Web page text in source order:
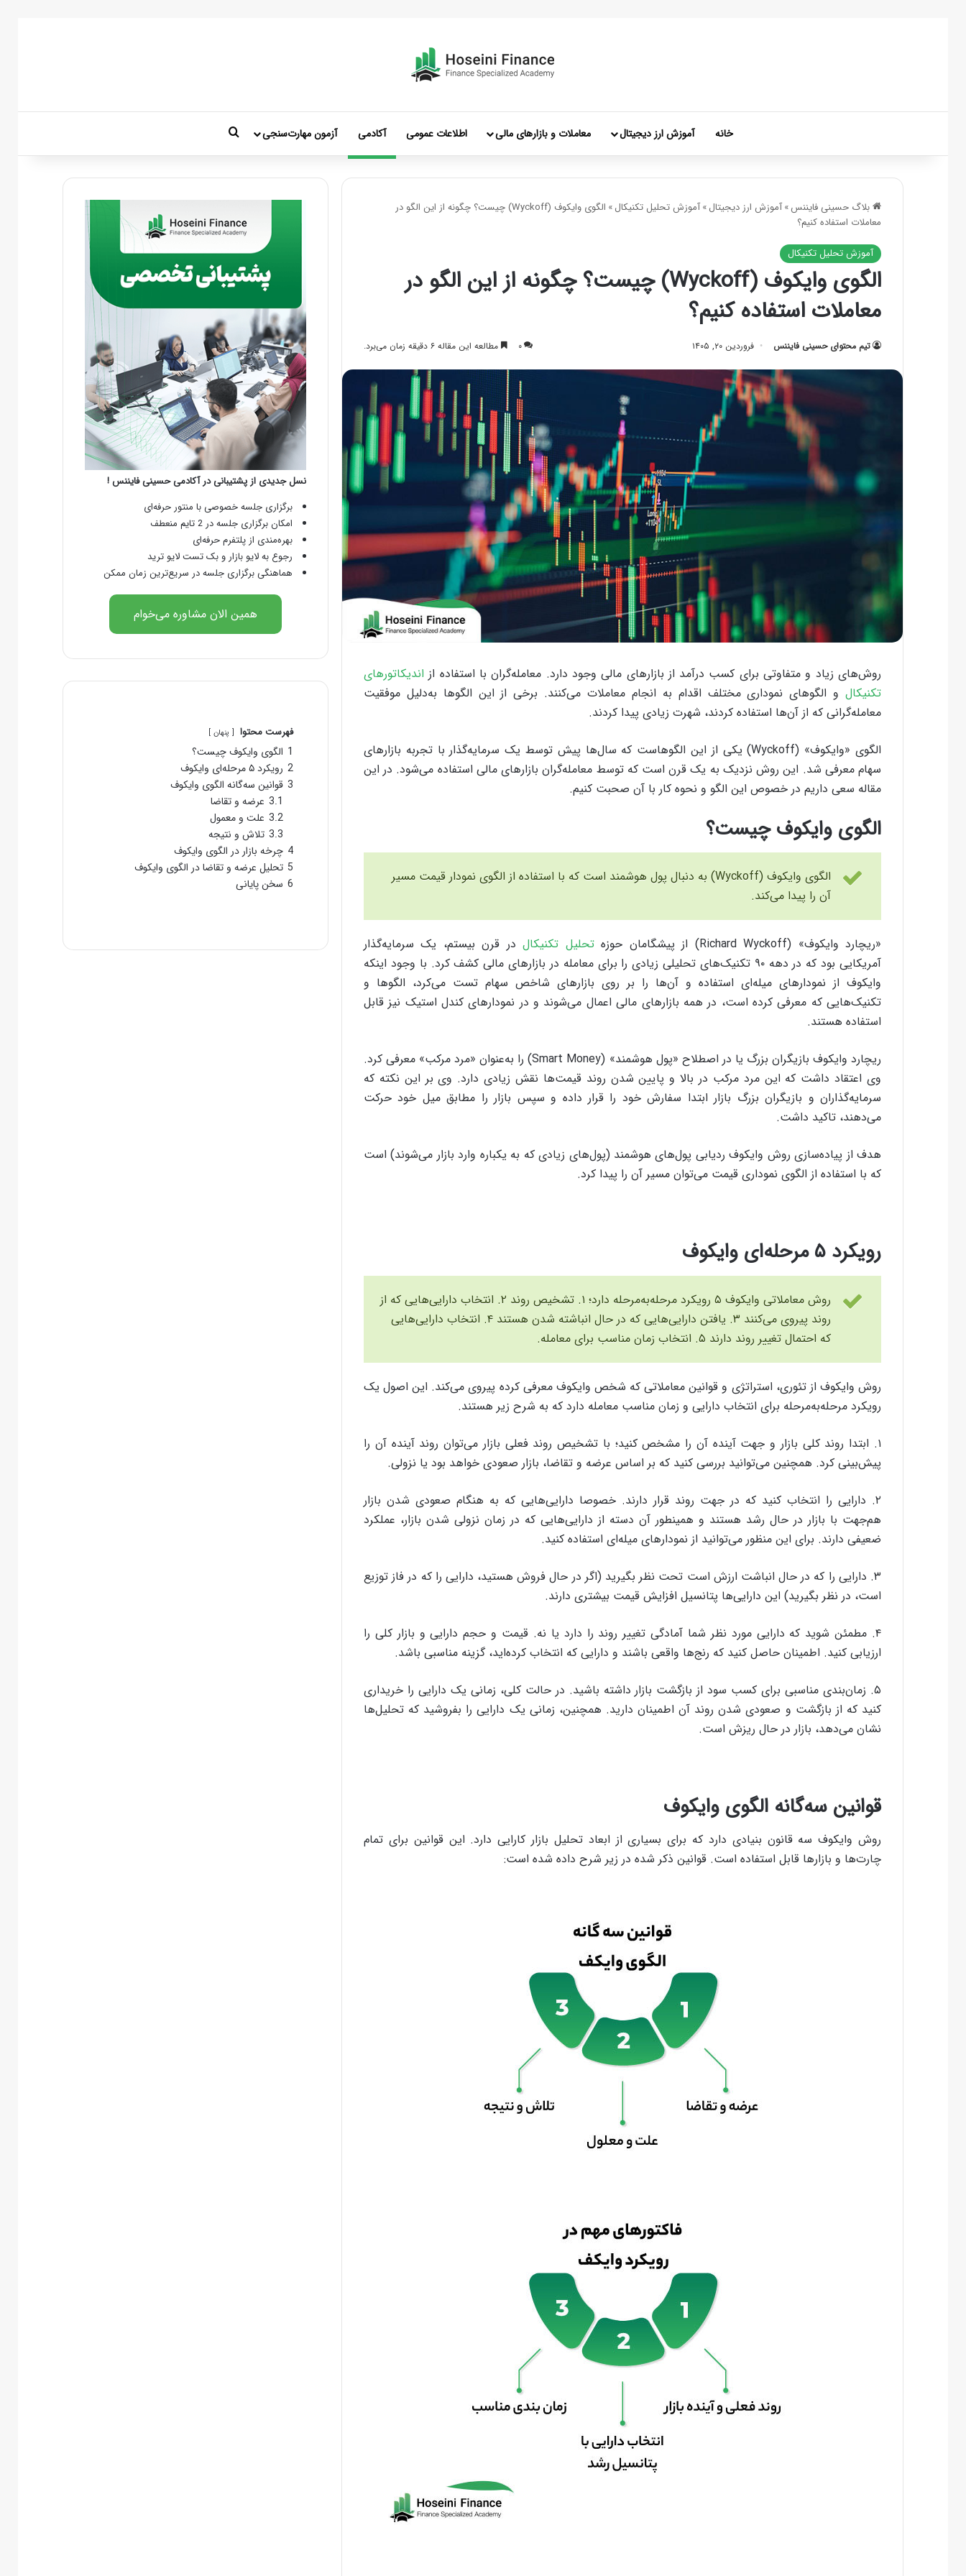
خانه آموزش ارز دیجیتال معاملات و بازارهای مالی اطلاعات عمومی آکادمی آزمون مهارت‌سنجی
بلاگ حسینی فایننس»آموزش ارز دیجیتال»آموزش تحلیل تکنیکال»
الگوی وایکوف (Wyckoff) چیست؟ چگونه از این الگو در
معاملات استفاده کنیم؟
آموزش تحلیل تکنیکال
الگوی وایکوف (Wyckoff) چیست؟ چگونه از این الگو در
معاملات استفاده کنیم؟
تیم محتوای حسینی‌ فایننس فروردین ۲۰, ۱۴۰۵ ۰ مطالعه این مقاله ۶ دقیقه زمان می‌برد.
روش‌های زیاد و متفاوتی برای کسب درآمد از بازارهای مالی وجود دارد. معامله‌گران با استفاده از اندیکاتورهای
تکنیکال و الگوهای نموداری مختلف اقدام به انجام معاملات می‌کنند. برخی از این الگوها به‌دلیل موفقیت
معامله‌گرانی که از آن‌‌ها استفاده کردند، شهرت زیادی پیدا کردند.
الگوی «وایکوف» (Wyckoff) یکی از این الگوهاست که سال‌‌ها پیش توسط یک سرمایه‌گذار با تجربه بازارهای
سهام معرفی شد. این روش نزدیک به یک قرن است که توسط معامله‌گران بازارهای مالی استفاده می‌شود. در این
مقاله سعی داریم در خصوص این الگو و نحوه کار با آن صحبت کنیم.
الگوی وایکوف چیست؟
الگوی وایکوف (Wyckoff) به دنبال پول هوشمند است که با استفاده از الگوی نمودار قیمت مسیر
آن را پیدا می‌کند.
«ریچارد وایکوف» (Richard Wyckoff) از پیشگامان حوزه تحلیل تکنیکالدر قرن بیستم، یک سرمایه‌گذار
آمریکایی بود که در دهه ۹۰ تکنیک‌های تحلیلی زیادی را برای معامله در بازارهای مالی کشف کرد. با وجود اینکه
وایکوف از نمودارهای میله‌ای استفاده و آن‌ها را بر روی بازارهای شاخص سهام تست می‌کرد، الگوها و
تکنیک‌هایی که معرفی کرده است، در همه بازارهای مالی اعمال می‌شوند و در نمودارهای کندل استیک نیز قابل
استفاده هستند.
ریچارد وایکوف بازیگران بزرگ یا در اصطلاح «پول هوشمند» (Smart Money) را به‌عنوان «مرد مرکب» معرفی کرد.
وی اعتقاد داشت که این مرد مرکب در بالا و پایین شدن روند قیمت‌ها نقش زیادی دارد. وی بر این نکته که
سرمایه‌گذاران و بازیگران بزرگ بازار ابتدا سفارش خود را قرار داده و سپس بازار را مطابق میل خود حرکت
می‌دهند، تاکید داشت.
هدف از پیاده‌سازی روش وایکوف ردیابی پول‌های هوشمند (پول‌های زیادی که به یکباره وارد بازار می‌شوند) است
که با استفاده از الگوی نموداری قیمت می‌توان مسیر آن را پیدا کرد.
رویکرد ۵ مرحله‌ای وایکوف
روش معاملاتی وایکوف ۵ رویکرد مرحله‌به‌مرحله دارد؛ ۱. تشخیص روند ۲. انتخاب دارایی‌‌هایی که از
روند پیروی می‌کنند ۳. یافتن دارایی‌هایی که در حال انباشته شدن هستند ۴. انتخاب دارایی‌هایی
که احتمال تغییر روند دارند ۵. انتخاب زمان مناسب برای معامله.
روش وایکوف از تئوری،‌ استراتژی و قوانین معاملاتی که شخص وایکوف معرفی کرده پیروی می‌کند. این اصول یک
رویکرد مرحله‌به‌مرحله برای انتخاب دارایی و زمان مناسب معامله دارد که به شرح زیر هستند.
۱. ابتدا روند کلی بازار و جهت آینده آن را مشخص کنید؛ با تشخیص روند فعلی بازار می‌توان روند آینده آن را
پیش‌بینی کرد. همچنین می‌توانید بررسی کنید که بر اساس عرضه و تقاضا، ‌بازار صعودی خواهد بود یا نزولی.
۲. دارایی را انتخاب کنید که در جهت روند قرار دارند. خصوصا دارایی‌هایی که به هنگام صعودی شدن بازار
هم‌جهت با بازار در حال رشد هستند و همینطور آن دسته از دارایی‌هایی که در زمان نزولی شدن بازار، عملکرد
ضعیفی دارند. برای این منظور می‌توانید از نمودارهای میله‌ای استفاده کنید.
۳. دارایی را که در حال انباشت ارزش است تحت نظر بگیرید (اگر در حال فروش هستید، دارایی را که در فاز توزیع
است، در نظر بگیرید) این دارایی‌ها پتانسیل افزایش قیمت بیشتری دارند.
۴. مطمئن شوید که دارایی مورد نظر شما آمادگی تغییر روند را دارد یا نه. قیمت و حجم دارایی و بازار کلی را
ارزیابی کنید. اطمینان حاصل کنید که رنج‌ها واقعی باشند و دارایی که انتخاب کرده‌اید، گزینه مناسبی باشد.
۵. زمان‌بندی مناسبی برای کسب سود از بازگشت بازار داشته باشید. در حالت کلی، زمانی یک دارایی را خریداری
کنید که از بازگشت و صعودی شدن روند آن اطمینان دارید. همچنین، زمانی یک دارایی را بفروشید که تحلیل‌ها
نشان می‌دهد، بازار در حال ریزش است.
قوانین سه‌گانه الگوی وایکوف
روش وایکوف سه قانون بنیادی دارد که برای بسیاری از ابعاد تحلیل بازار کارایی دارد. این قوانین برای تمام
چارت‌ها و بازارها قابل استفاده است. قوانین ذکر شده در زیر شرح داده شده است:
نسل جدیدی از پشتیبانی در آکادمی حسینی فایننس !
برگزاری جلسه خصوصی با منتور حرفه‌ای
امکان برگزاری جلسه در 2 تایم منعطف
بهره‌مندی از پلتفرم حرفه‌ای
رجوع به لایو بازار و بک تست لایو ترید
هماهنگی برگزاری جلسه در سریع‌ترین زمان ممکن
همین الان مشاوره می‌خوام
فهرست محتوا پنهان
1 الگوی وایکوف چیست؟
2 رویکرد ۵ مرحله‌ای وایکوف
3 قوانین سه‌گانه الگوی وایکوف
3.1 عرضه و تقاضا
3.2 علت و معمول
3.3 تلاش و نتیجه
4 چرخه بازار در الگوی وایکوف
5 تحلیل عرضه و تقاضا در الگوی وایکوف
6 سخن پایانی